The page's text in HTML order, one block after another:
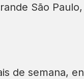
São
de semana,